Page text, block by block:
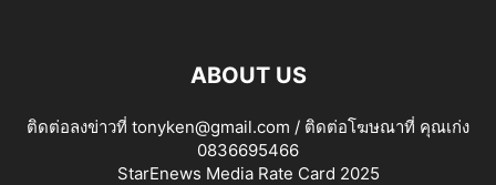
ABOUT US
ติดต่อลงข่าวที่ tonyken@gmail.com / ติดต่อโฆษณาที่ คุณเก่ง
0836695466
StarEnews Media Rate Card 2025